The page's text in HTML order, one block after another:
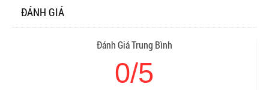
ĐÁNH GIÁ
Đánh Giá Trung Bình
0/5